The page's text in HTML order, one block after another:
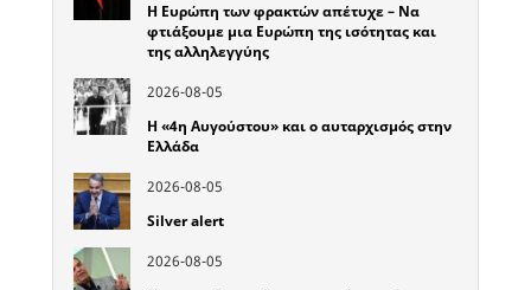
Η Ευρώπη των φρακτών απέτυχε – Να
φτιάξουμε μια Ευρώπη της ισότητας και
της αλληλεγγύης
2026-08-05
Η «4η Αυγούστου» και ο αυταρχισμός στην
Ελλάδα
2026-08-05
Silver alert
2026-08-05